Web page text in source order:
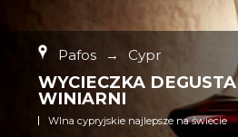
Pafos → Cypr
WYCIECZKA
WINIARNI
WIna cypryjskie najlepsze na świecie